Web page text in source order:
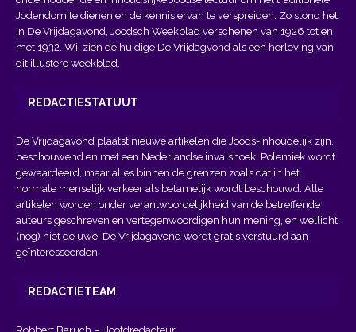
Jodendom te dienen en de kennis ervan te verspreiden. Zo stond het
in De Vrijdagavond, Joodsch Weekblad verschenen van 1926 tot en
met 1932. Wij zien de huidige De Vrijdagvond als een herleving van
dit illustere weekblad.
REDACTIESTATUUT
De Vrijdagavond plaatst nieuwe artikelen die Joods-inhoudelijk zijn,
beschouwend en met een Nederlandse invalshoek. Polemiek wordt
gewaardeerd, maar alles binnen de grenzen zoals dat in het
normale menselijk verkeer als betamelijk wordt beschouwd. Alle
artikelen worden onder verantwoordelijkheid van de betreffende
auteurs geschreven en vertegenwoordigen hun mening, en wellicht
(nog) niet de uwe. De Vrijdagavond wordt gratis verstuurd aan
geïnteresseerden.
REDACTIETEAM